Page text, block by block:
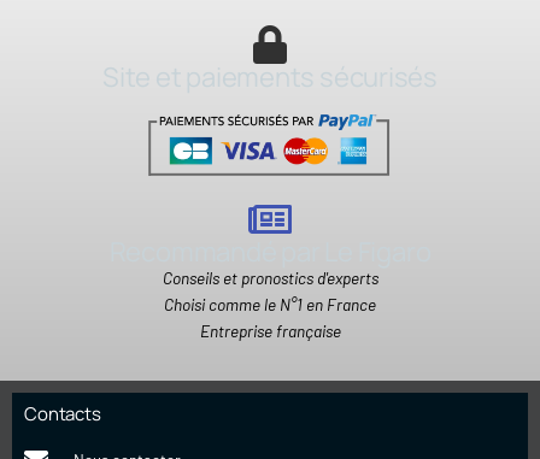
Site et paiements sécurisés
Conseils et pronostics d'experts
Choisi comme le N°1 en France
Entreprise française
Contacts